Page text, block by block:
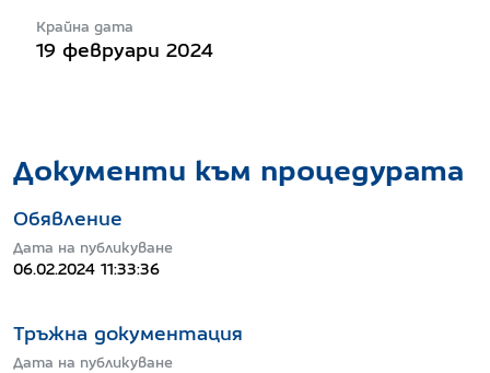
Крайна дата
19 февруари 2024
Документи към процедурата
Обявление
Дата на публикуване
06.02.2024 11:33:36
Тръжна документация
Дата на публикуване